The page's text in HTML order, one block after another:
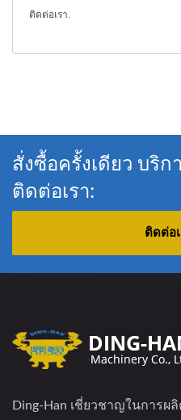
ติดต่อเรา
สั่งซื้อครั้งเดียว บริ
ติดต่อเรา:
ติดต่อเ
Ding-Han เชี่ยวชาญในการผ